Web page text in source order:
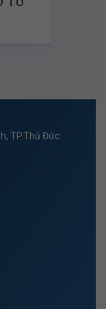
TP.Thủ Đức